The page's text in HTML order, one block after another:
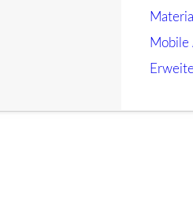
Mobile